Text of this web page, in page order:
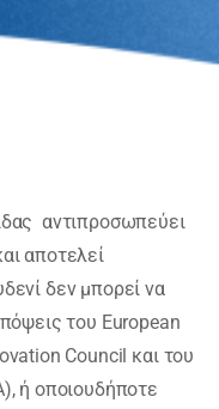
αντιπροσωπεύει
αποτελεί
δεν µπορεί να
του European
Council και του
ή οποιουδήποτε